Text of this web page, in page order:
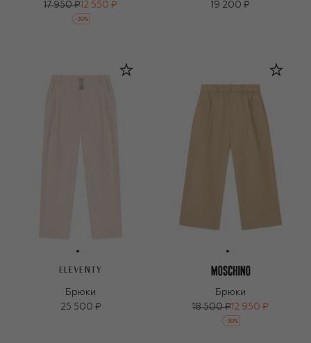
17 950 ₽ 12 550 ₽
-30%
19 200 ₽
ELEVENTY
Брюки
25 500 ₽
Брюки
18 500 ₽ 12 950 ₽
-30%